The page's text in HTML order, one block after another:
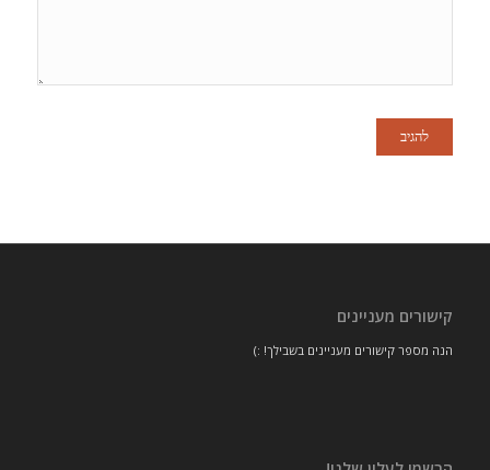
קישורים מעניינים
הנה מספר קישורים מעניינים בשבילך! :)